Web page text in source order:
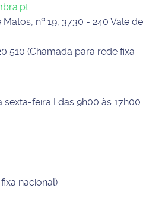
nº 19, 3730 - 240 Vale de
510 (Chamada para rede fixa
sexta-feira I das 9h00 às 17h00
nacional)